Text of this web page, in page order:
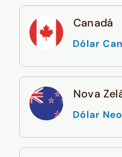
Canadá
Dólar
Nova
Dólar